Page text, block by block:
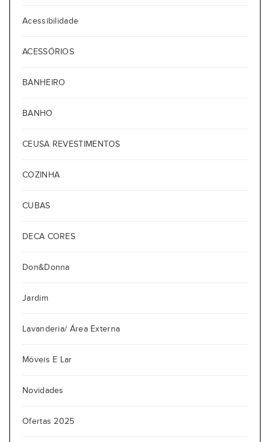
Acessibilidade
ACESSÓRIOS
BANHEIRO
BANHO
CEUSA REVESTIMENTOS
COZINHA
CUBAS
DECA CORES
Don&Donna
Jardim
Lavanderia/ Área Externa
Móveis E Lar
Novidades
Ofertas 2025